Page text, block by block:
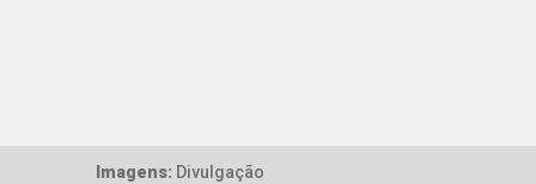
Imagens: Divulgação